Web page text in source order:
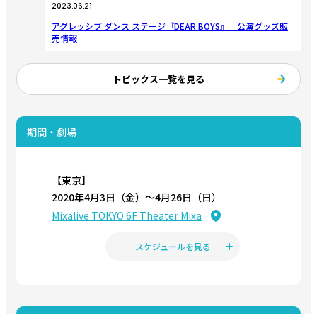
2023.06.21
アグレッシブ ダンス ステージ『DEAR BOYS』 公演グッズ販
売情報
トピックス一覧を見る
期間・劇場
【東京】
2020年4月3日（金）〜4月26日（日）
Mixalive TOKYO 6F Theater Mixa
スケジュールを見る